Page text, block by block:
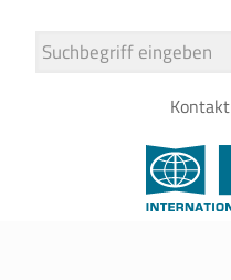
Kontakt